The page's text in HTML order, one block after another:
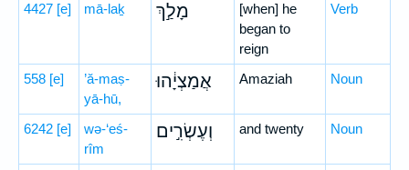
4427 [e] mā-laḵ מָלַ֣ךְ
[when] he
began to
reign
Verb
558 [e]
’ă-maṣ-
yā-hū,
אֲמַצְיָ֔הוּ Amaziah Noun
6242 [e]
wə-‘eś-
rîm
וְעֶשְׂרִ֣ים and twenty Noun